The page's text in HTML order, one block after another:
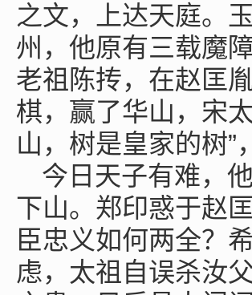
之文，上达天庭。
州，他原有三载魔
老祖陈抟，在赵匡
棋，赢了华山，宋
山，树是皇家的树
今日天子有难，
下山。郑印惑于赵
臣忠义如何两全？
虑，太祖自误杀汝